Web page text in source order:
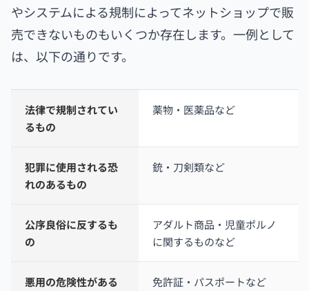
やシステムによる規制によってネットショップで販
売できないものもいくつか存在します。一例として
は、以下の通りです。
法律で規制されてい
るもの
薬物・医薬品など
犯罪に使用される恐
れのあるもの
銃・刀剣類など
公序良俗に反するも
の
アダルト商品・児童ポルノ
に関するものなど
悪用の危険性がある
免許証・パスポートなど